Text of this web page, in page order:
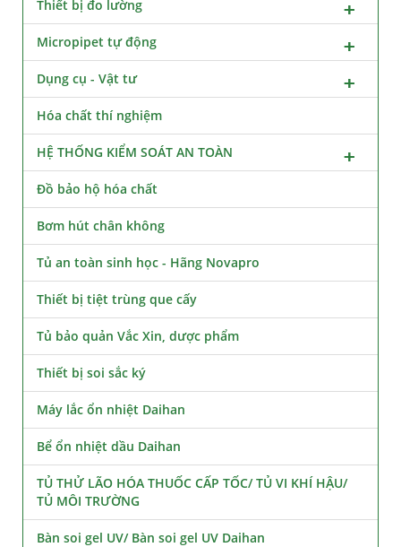
Thiết bị đo lường
Micropipet tự động
Dụng cụ - Vật tư
Hóa chất thí nghiệm
HỆ THỐNG KIỂM SOÁT AN TOÀN
Đồ bảo hộ hóa chất
Bơm hút chân không
Tủ an toàn sinh học - Hãng Novapro
Thiết bị tiệt trùng que cấy
Tủ bảo quản Vắc Xin, dược phẩm
Thiết bị soi sắc ký
Máy lắc ổn nhiệt Daihan
Bể ổn nhiệt dầu Daihan
TỦ THỬ LÃO HÓA THUỐC CẤP TỐC/ TỦ VI KHÍ HẬU/
TỦ MÔI TRƯỜNG
Bàn soi gel UV/ Bàn soi gel UV Daihan